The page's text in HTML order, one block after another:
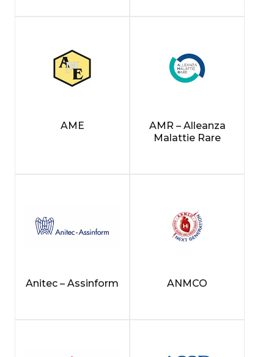
AME
AMR – Alleanza
Malattie Rare
Anitec – Assinform ANMCO